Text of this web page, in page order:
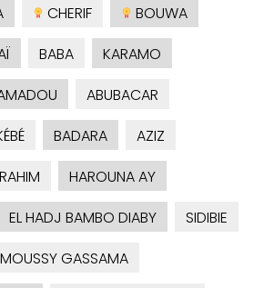
CHERIF
BOUWA
BABA
KARAMO
ABUBACAR
BADARA
AZIZ
HAROUNA AY
EL HADJ BAMBO DIABY
SIDIBIE
GASSAMA